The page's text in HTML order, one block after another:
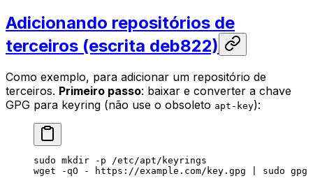
Adicionando repositórios de
terceiros (escrita deb822)
Como exemplo, para adicionar um repositório de
terceiros. Primeiro passo: baixar e converter a chave
GPG para keyring (não use o obsoleto apt-key):
sudo mkdir -p /etc/apt/keyrings
wget -qO - https://example.com/key.gpg sudo gpg